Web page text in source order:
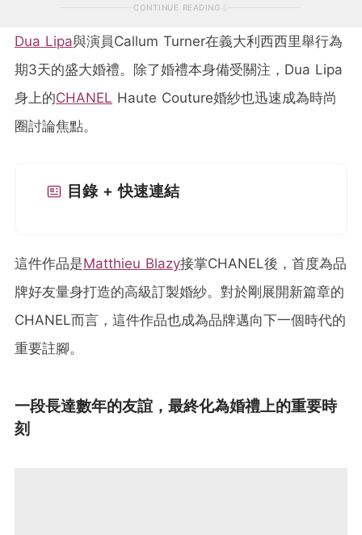
CONTINUE READING
Dua Lipa與演員Callum Turner在義大利西西里舉行為
期3天的盛大婚禮。除了婚禮本身備受關注，Dua Lipa
身上的CHANEL Haute Couture婚紗也迅速成為時尚
圈討論焦點。
目錄 + 快速連結
這件作品是Matthieu Blazy接掌CHANEL後，首度為品
牌好友量身打造的高級訂製婚紗。對於剛展開新篇章的
CHANEL而言，這件作品也成為品牌邁向下一個時代的
重要註腳。
一段長達數年的友誼，最終化為婚禮上的重要時
刻